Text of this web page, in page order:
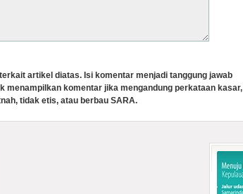
artikel diatas. Isi komentar menjadi tanggung jawab
menampilkan komentar jika mengandung perkataan kasar,
tidak etis, atau berbau SARA.